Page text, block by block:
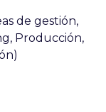
de gestión,
Producción,